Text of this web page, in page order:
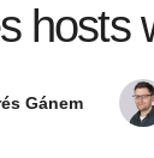
hosts
Gánem